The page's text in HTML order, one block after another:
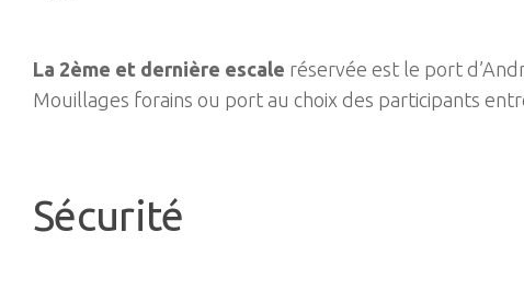
La 2ème et dernière escale réservée est le port
Mouillages forains ou port au choix des participants
Sécurité